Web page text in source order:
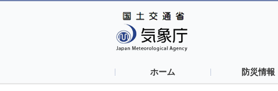
ホーム 防災情報